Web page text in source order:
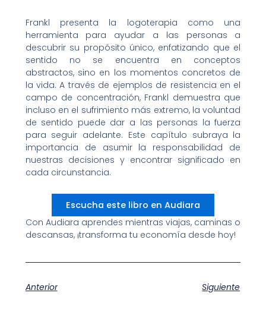
Frankl presenta la logoterapia como una
herramienta para ayudar a las personas a
descubrir su propósito único, enfatizando que el
sentido no se encuentra en conceptos
abstractos, sino en los momentos concretos de
la vida. A través de ejemplos de resistencia en el
campo de concentración, Frankl demuestra que
incluso en el sufrimiento más extremo, la voluntad
de sentido puede dar a las personas la fuerza
para seguir adelante. Este capítulo subraya la
importancia de asumir la responsabilidad de
nuestras decisiones y encontrar significado en
cada circunstancia.
Escucha este libro en Audiara
Con Audiara aprendes mientras viajas, caminas o
descansas, ¡transforma tu economía desde hoy!​
Anterior Siguiente